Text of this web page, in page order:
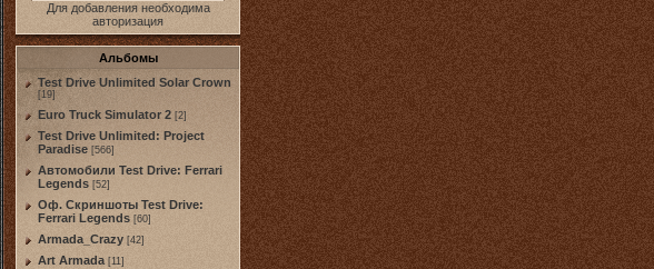
Для добавления необходима
авторизация
Альбомы
Test Drive Unlimited Solar Crown
[19]
Euro Truck Simulator 2 [2]
Test Drive Unlimited: Project
Paradise [566]
Автомобили Test Drive: Ferrari
Legends [52]
Оф. Скриншоты Test Drive:
Ferrari Legends [60]
Armada_Crazy [42]
Art Armada [11]